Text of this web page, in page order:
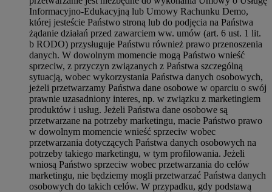
Informacyjno-Edukacyjną lub Umowy Rachunku Demo,
której jesteście Państwo stroną lub do podjęcia na Państwa
żądanie działań przed zawarciem ww. umów (art. 6 ust. 1 lit.
b RODO) przysługuje Państwu również prawo przenoszenia
danych. W dowolnym momencie mogą Państwo wnieść
sprzeciw, z przyczyn związanych z Państwa szczególną
sytuacją, wobec wykorzystania Państwa danych osobowych,
jeżeli przetwarzamy Państwa dane osobowe w oparciu o swój
prawnie uzasadniony interes, np. w związku z marketingiem
produktów i usług. Jeżeli Państwa dane osobowe są
przetwarzane na potrzeby marketingu, macie Państwo prawo
w dowolnym momencie wnieść sprzeciw wobec
przetwarzania dotyczących Państwa danych osobowych na
potrzeby takiego marketingu, w tym profilowania. Jeżeli
wniosą Państwo sprzeciw wobec przetwarzania do celów
marketingu, nie będziemy mogli przetwarzać Państwa danych
osobowych do takich celów. W przypadku, gdy podstawą